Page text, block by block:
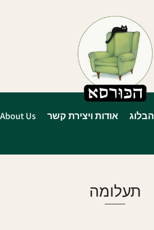
הבלוג אודות ויצירת קשר About Us
תעלומה